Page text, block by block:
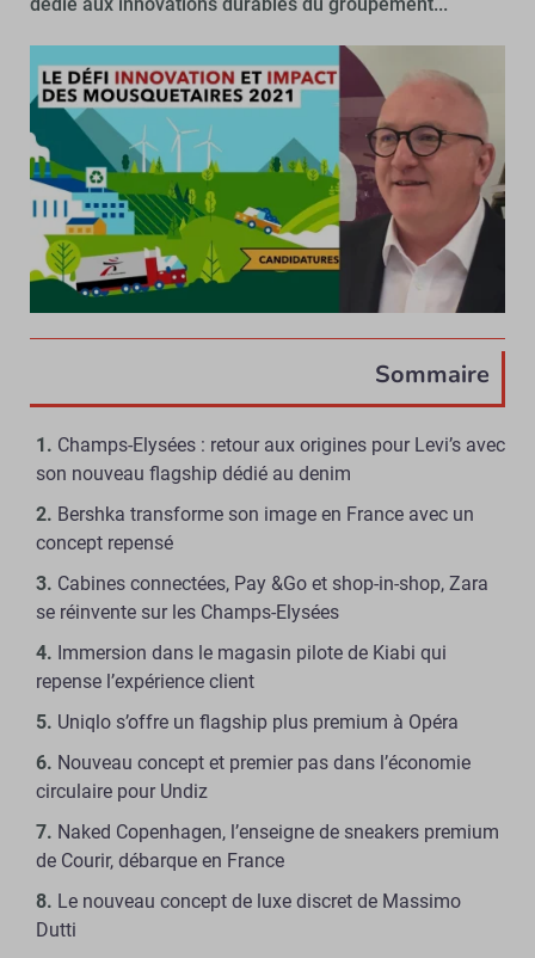
Sommaire
Champs-Elysées : retour aux origines pour Levi’s avec
son nouveau flagship dédié au denim
Bershka transforme son image en France avec un
concept repensé
Cabines connectées, Pay &Go et shop-in-shop, Zara
se réinvente sur les Champs-Elysées
Immersion dans le magasin pilote de Kiabi qui
repense l’expérience client
Uniqlo s’offre un flagship plus premium à Opéra
Nouveau concept et premier pas dans l’économie
circulaire pour Undiz
Naked Copenhagen, l’enseigne de sneakers premium
de Courir, débarque en France
Le nouveau concept de luxe discret de Massimo
Dutti